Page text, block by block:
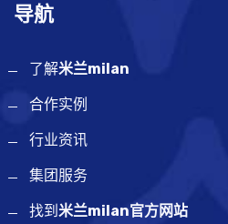
导航
了解米兰milan
合作实例
行业资讯
集团服务
找到 米兰milan官方网站